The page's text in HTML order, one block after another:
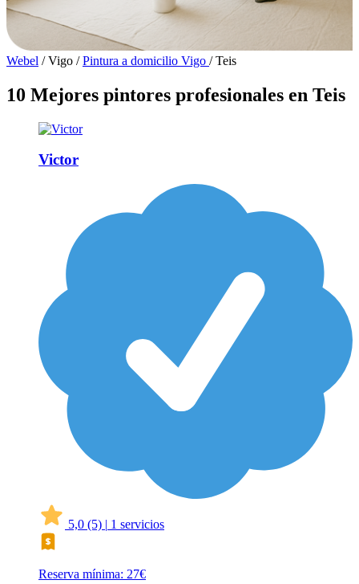
Webel / Vigo / Pintura a domicilio Vigo / Teis
10 Mejores pintores profesionales en Teis
Victor
5,0 (5) | 1 servicios
Reserva mínima: 27€